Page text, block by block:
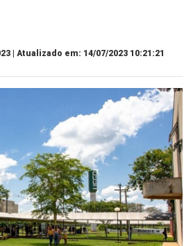
| Atualizado em: 14/07/2023 10:21:21